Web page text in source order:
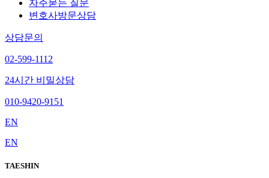
자주묻는 질문
변호사방문상담
상담문의
02-599-1112
24시간 비밀상담
010-9420-9151
EN
EN
TAESHIN